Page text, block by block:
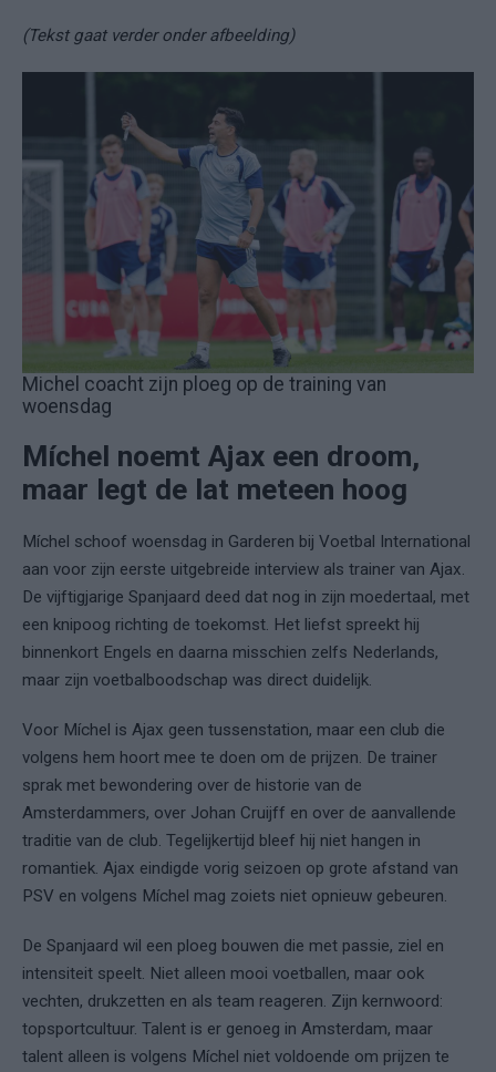
(Tekst gaat verder onder afbeelding)
Michel coacht zijn ploeg op de training van
woensdag
Míchel noemt Ajax een droom,
maar legt de lat meteen hoog
Míchel schoof woensdag in Garderen bij Voetbal International
aan voor zijn eerste uitgebreide interview als trainer van Ajax.
De vijftigjarige Spanjaard deed dat nog in zijn moedertaal, met
een knipoog richting de toekomst. Het liefst spreekt hij
binnenkort Engels en daarna misschien zelfs Nederlands,
maar zijn voetbalboodschap was direct duidelijk.
Voor Míchel is Ajax geen tussenstation, maar een club die
volgens hem hoort mee te doen om de prijzen. De trainer
sprak met bewondering over de historie van de
Amsterdammers, over Johan Cruijff en over de aanvallende
traditie van de club. Tegelijkertijd bleef hij niet hangen in
romantiek. Ajax eindigde vorig seizoen op grote afstand van
PSV en volgens Míchel mag zoiets niet opnieuw gebeuren.
De Spanjaard wil een ploeg bouwen die met passie, ziel en
intensiteit speelt. Niet alleen mooi voetballen, maar ook
vechten, drukzetten en als team reageren. Zijn kernwoord:
topsportcultuur. Talent is er genoeg in Amsterdam, maar
talent alleen is volgens Míchel niet voldoende om prijzen te